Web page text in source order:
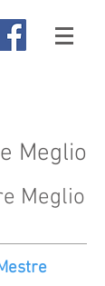
Meglio
Meglio